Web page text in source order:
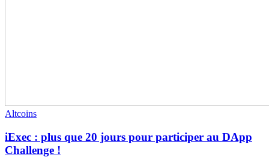
Altcoins
iExec : plus que 20 jours pour participer au DApp
Challenge !